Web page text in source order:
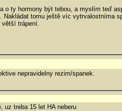
o ty hormony být tebou, a myslím teď
tomu ještě víc vytrvalostníma
trápení.
nepravidelny rezim/spanek.
uz treba 15 let HA neberu